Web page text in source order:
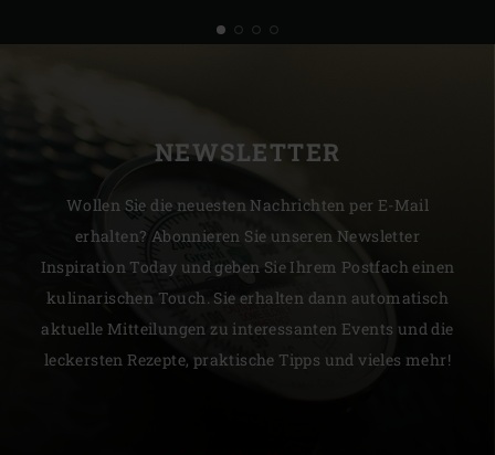
NEWSLETTER
Wollen Sie die neuesten Nachrichten per E-Mail
erhalten? Abonnieren Sie unseren Newsletter
Inspiration Today und geben Sie Ihrem Postfach einen
kulinarischen Touch. Sie erhalten dann automatisch
aktuelle Mitteilungen zu interessanten Events und die
leckersten Rezepte, praktische Tipps und vieles mehr!